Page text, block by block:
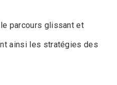
parcours glissant et
ainsi les stratégies des